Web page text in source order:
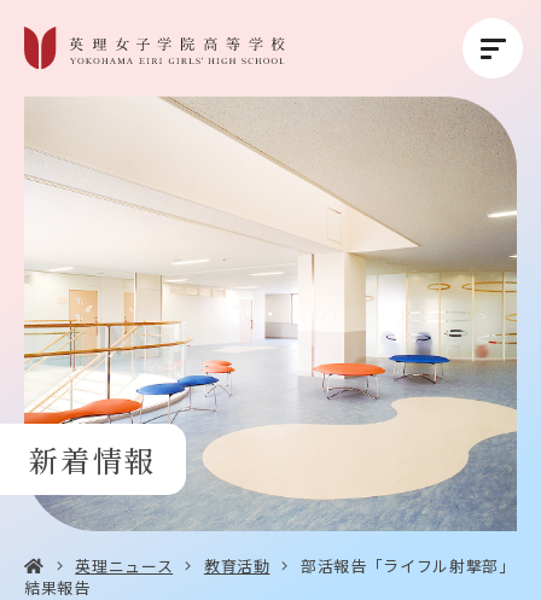
英理女子学院について
英理女子学院の教育
コース紹介
学校生活
進路・進学
受験生の方へ
新着情報
英理ニュース 教育活動
部活報告「ライフル射撃部」
結果報告